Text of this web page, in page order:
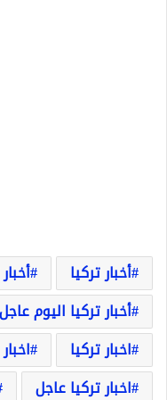
أخبار تركيا
أخبار تركيا اليوم عاجل
اخبار تركيا
اخبار تركيا عاجل